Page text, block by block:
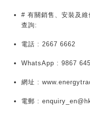
# 有關銷售、安裝及
查詢:
電話 : 2667 6662
WhatsApp : 9867
網址 :
電郵 :